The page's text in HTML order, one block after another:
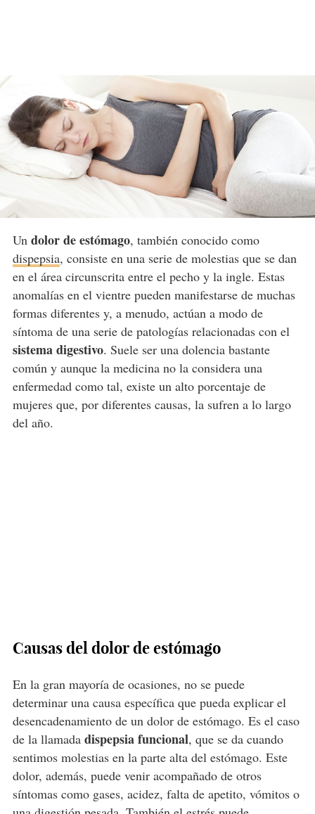
Un dolor de estómago, también conocido como
dispepsia, consiste en una serie de molestias que se dan
en el área circunscrita entre el pecho y la ingle. Estas
anomalías en el vientre pueden manifestarse de muchas
formas diferentes y, a menudo, actúan a modo de
síntoma de una serie de patologías relacionadas con el
sistema digestivo. Suele ser una dolencia bastante
común y aunque la medicina no la considera una
enfermedad como tal, existe un alto porcentaje de
mujeres que, por diferentes causas, la sufren a lo largo
del año.
Causas del dolor de estómago
En la gran mayoría de ocasiones, no se puede
determinar una causa específica que pueda explicar el
desencadenamiento de un dolor de estómago. Es el caso
de la llamada dispepsia funcional, que se da cuando
sentimos molestias en la parte alta del estómago. Este
dolor, además, puede venir acompañado de otros
síntomas como gases, acidez, falta de apetito, vómitos o